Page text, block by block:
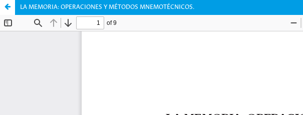
LA MEMORIA: OPERACIONES Y MÉTODOS MNEMOTÉCNICOS.